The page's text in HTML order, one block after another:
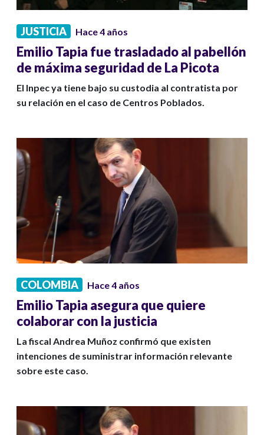
JUSTICIA Hace 4 años
Emilio Tapia fue trasladado al pabellón
de máxima seguridad de La Picota
El Inpec ya tiene bajo su custodia al contratista por
su relación en el caso de Centros Poblados.
COLOMBIA Hace 4 años
Emilio Tapia asegura que quiere
colaborar con la justicia
La fiscal Andrea Muñoz confirmó que existen
intenciones de suministrar información relevante
sobre este caso.